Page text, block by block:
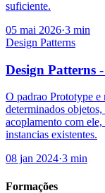
suficiente.
05 mai 2026·3 min
Design Patterns
Design Patterns
O padrao Prototype
determinados objetos,
acoplamento com
instancias existentes.
08 jan 2024·3 min
Formações